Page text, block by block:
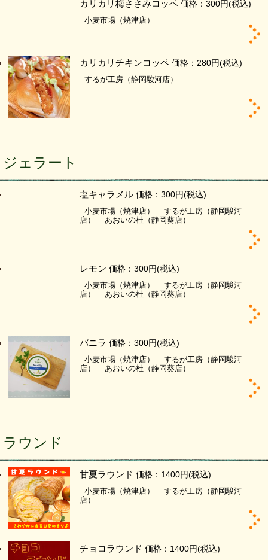
カリカリ梅ささみコッペ 価格：300円(税込)
小麦市場（焼津店）
カリカリチキンコッペ 価格：280円(税込)
するが工房（静岡駿河店）
ジェラート
塩キャラメル 価格：300円(税込)
小麦市場（焼津店）
するが工房（静岡駿河
店）
あおいの杜（静岡葵店）
レモン 価格：300円(税込)
小麦市場（焼津店）
するが工房（静岡駿河
店）
あおいの杜（静岡葵店）
バニラ 価格：300円(税込)
小麦市場（焼津店）
するが工房（静岡駿河
店）
あおいの杜（静岡葵店）
ラウンド
甘夏ラウンド 価格：1400円(税込)
小麦市場（焼津店）
するが工房（静岡駿河
店）
チョコラウンド 価格：1400円(税込)